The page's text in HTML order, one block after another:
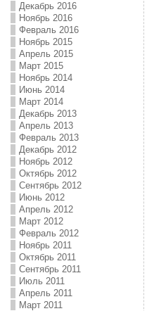
Декабрь 2016
Ноябрь 2016
Февраль 2016
Ноябрь 2015
Апрель 2015
Март 2015
Ноябрь 2014
Июнь 2014
Март 2014
Декабрь 2013
Апрель 2013
Февраль 2013
Декабрь 2012
Ноябрь 2012
Октябрь 2012
Сентябрь 2012
Июнь 2012
Апрель 2012
Март 2012
Февраль 2012
Ноябрь 2011
Октябрь 2011
Сентябрь 2011
Июль 2011
Апрель 2011
Март 2011